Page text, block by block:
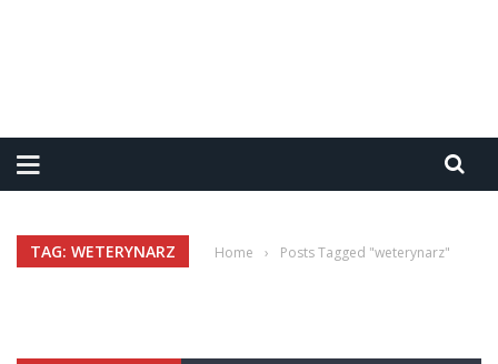
TAG: WETERYNARZ Home › Posts Tagged "weterynarz"